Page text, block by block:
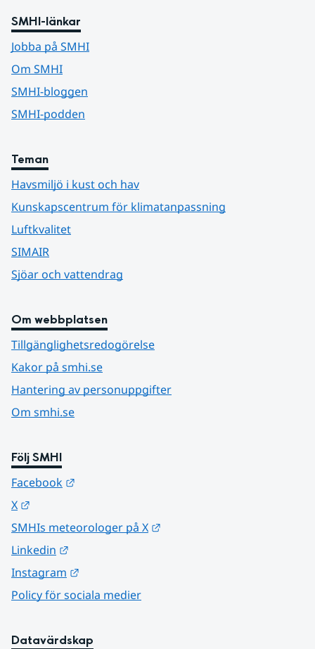
SMHI-länkar
Jobba på SMHI
Om SMHI
SMHI-bloggen
SMHI-podden
Teman
Havsmiljö i kust och hav
Kunskapscentrum för klimatanpassning
Luftkvalitet
SIMAIR
Sjöar och vattendrag
Om webbplatsen
Tillgänglighetsredogörelse
Kakor på smhi.se
Hantering av personuppgifter
Om smhi.se
Följ SMHI
Facebook
X
SMHIs meteorologer på X
Linkedin
Instagram
Policy för sociala medier
Datavärdskap